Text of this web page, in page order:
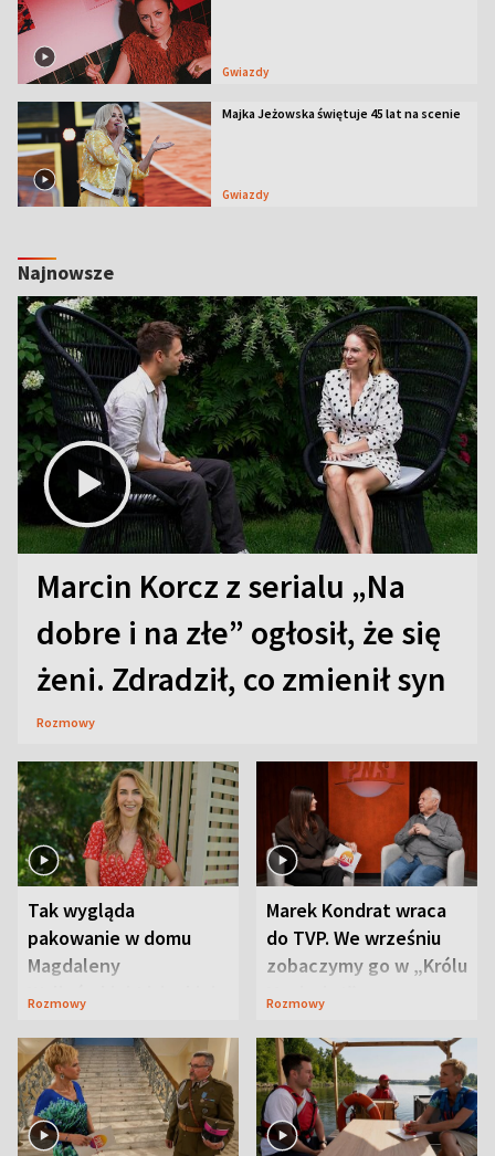
Gwiazdy
Majka Jeżowska świętuje 45 lat na scenie
Gwiazdy
Najnowsze
Marcin Korcz z serialu „Na
dobre i na złe” ogłosił, że się
żeni. Zdradził, co zmienił syn
Rozmowy
Tak wygląda
pakowanie w domu
Magdaleny
Waligórskiej-Lisieckiej.
Rozmowy
Marek Kondrat wraca
do TVP. We wrześniu
zobaczymy go w „Królu
Maciusiu I”
Rozmowy